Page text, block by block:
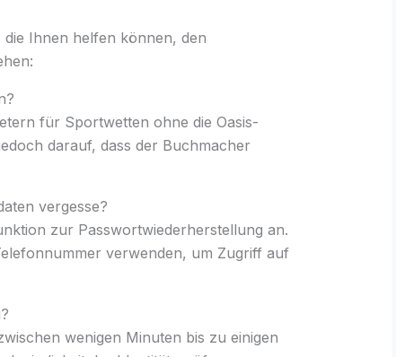
die Ihnen helfen können, den
für Sportwetten ohne die Oasis-
darauf, dass der Buchmacher
vergesse?
zur Passwortwiederherstellung an.
verwenden, um Zugriff auf
wenigen Minuten bis zu einigen